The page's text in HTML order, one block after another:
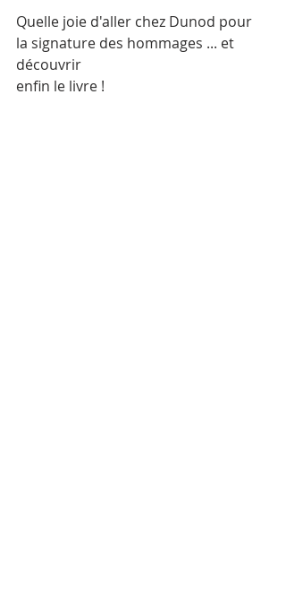
Quelle joie d'aller chez Dunod pour
la signature des hommages ... et
découvrir
enfin le livre !